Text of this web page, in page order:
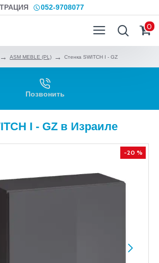
052-9708077
0
ASM MEBLE (PL) Стенка SWITCH I - GZ
Позвонить
I - GZ в Израиле
-20 %